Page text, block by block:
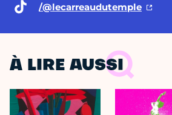
/@lecarreaudutemple
À LIRE AUSSI